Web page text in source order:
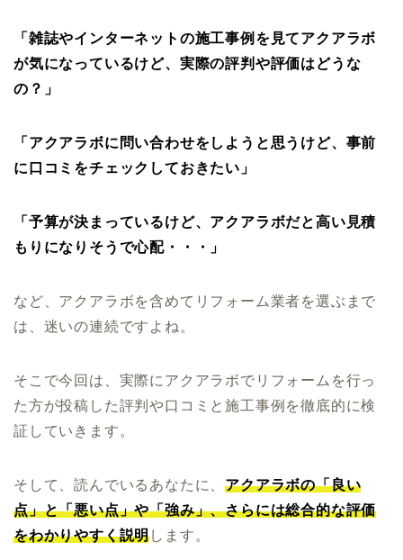
「雑誌やインターネットの施工事例を見てアクアラボ
が気になっているけど、実際の評判や評価はどうな
の？」
「アクアラボに問い合わせをしようと思うけど、事前
に口コミをチェックしておきたい」
「予算が決まっているけど、アクアラボだと高い見積
もりになりそうで心配・・・」
など、アクアラボを含めてリフォーム業者を選ぶまで
は、迷いの連続ですよね。
そこで今回は、実際にアクアラボでリフォームを行っ
た方が投稿した評判や口コミと施工事例を徹底的に検
証していきます。
そして、読んでいるあなたに、アクアラボの「良い
点」と「悪い点」や「強み」、さらには総合的な評価
をわかりやすく説明します。